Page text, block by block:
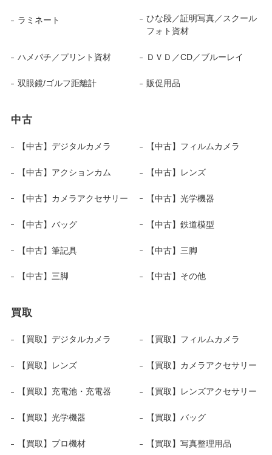
ラミネート
ひな段／証明写真／スクール
フォト資材
ハメパチ／プリント資材 ＤＶＤ／CD／ブルーレイ
双眼鏡/ゴルフ距離計 販促用品
中古
【中古】デジタルカメラ 【中古】フィルムカメラ
【中古】アクションカム 【中古】レンズ
【中古】カメラアクセサリー 【中古】光学機器
【中古】バッグ 【中古】鉄道模型
【中古】筆記具 【中古】三脚
【中古】三脚 【中古】その他
買取
【買取】デジタルカメラ 【買取】フィルムカメラ
【買取】レンズ 【買取】カメラアクセサリー
【買取】充電池・充電器 【買取】レンズアクセサリー
【買取】光学機器 【買取】バッグ
【買取】プロ機材 【買取】写真整理用品